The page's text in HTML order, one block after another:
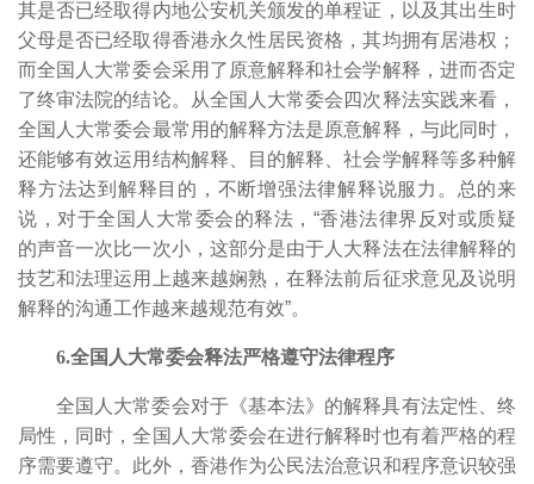
其是否已经取得内地公安机关颁发的单程证，以及其出生时
父母是否已经取得香港永久性居民资格，其均拥有居港权；
而全国人大常委会采用了原意解释和社会学解释，进而否定
了终审法院的结论。从全国人大常委会四次释法实践来看，
全国人大常委会最常用的解释方法是原意解释，与此同时，
还能够有效运用结构解释、目的解释、社会学解释等多种解
释方法达到解释目的，不断增强法律解释说服力。总的来
说，对于全国人大常委会的释法，“香港法律界反对或质疑
的声音一次比一次小，这部分是由于人大释法在法律解释的
技艺和法理运用上越来越娴熟，在释法前后征求意见及说明
解释的沟通工作越来越规范有效”。
6.全国人大常委会释法严格遵守法律程序
全国人大常委会对于《基本法》的解释具有法定性、终
局性，同时，全国人大常委会在进行解释时也有着严格的程
序需要遵守。此外，香港作为公民法治意识和程序意识较强